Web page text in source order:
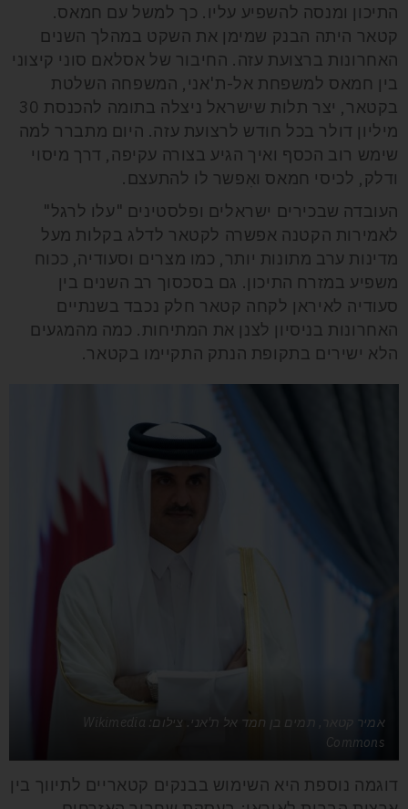
התיכון ומנסה להשפיע עליו. כך למשל עם חמאס.
קטאר היתה הבנק שמימן את השקט במהלך השנים
האחרונות ברצועת עזה. החיבור של אסלאם סוני קיצוני
בין חמאס למשפחת אל-ת'אני, המשפחה השלטת
בקטאר, יצר תלות שישראל ניצלה בתומה להכנסת 30
מיליון דולר בכל חודש לרצועת עזה. היום מתברר למה
שימש רוב הכסף ואיך הגיע בצורה עקיפה, דרך מיסוי
ודלק, לכיסי חמאס ואִפשר לו להתעצם.
העובדה שבכירים ישראלים ופלסטינים "עלו לרגל"
לאמירות הקטנה אפשרה לקטאר לדלג בקלות מעל
מדינות ערב מתונות יותר, כמו מצרים וסעודיה, ככוח
משפיע במזרח התיכון. גם בסכסוך רב השנים בין
סעודיה לאיראן לקחה קטאר חלק נכבד בשנתיים
האחרונות בניסיון לצנן את המתיחות. כמה מהמגעים
הלא ישירים בתקופת הנתק התקיימו בקטאר.
אמיר קטאר, תמים בן חמד אל ת'אני. צילום: Wikimedia
Commons
דוגמה נוספת היא השימוש בבנקים קטאריים לתיווך בין